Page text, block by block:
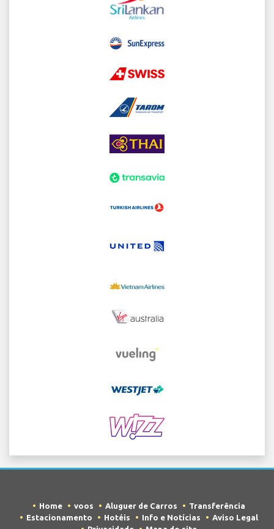
Home voos Aluguer de Carros
Transferência
Estacionamento
Hotéis Info e Notícias
Aviso Legal